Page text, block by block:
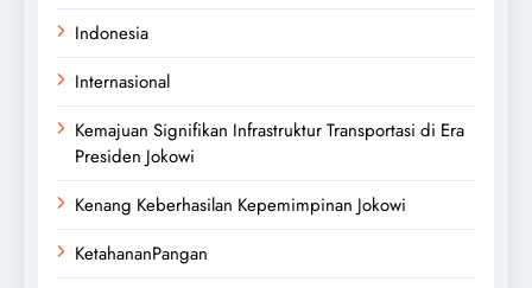
Indonesia
Internasional
Kemajuan Signifikan Infrastruktur Transportasi di Era
Presiden Jokowi
Kenang Keberhasilan Kepemimpinan Jokowi
KetahananPangan